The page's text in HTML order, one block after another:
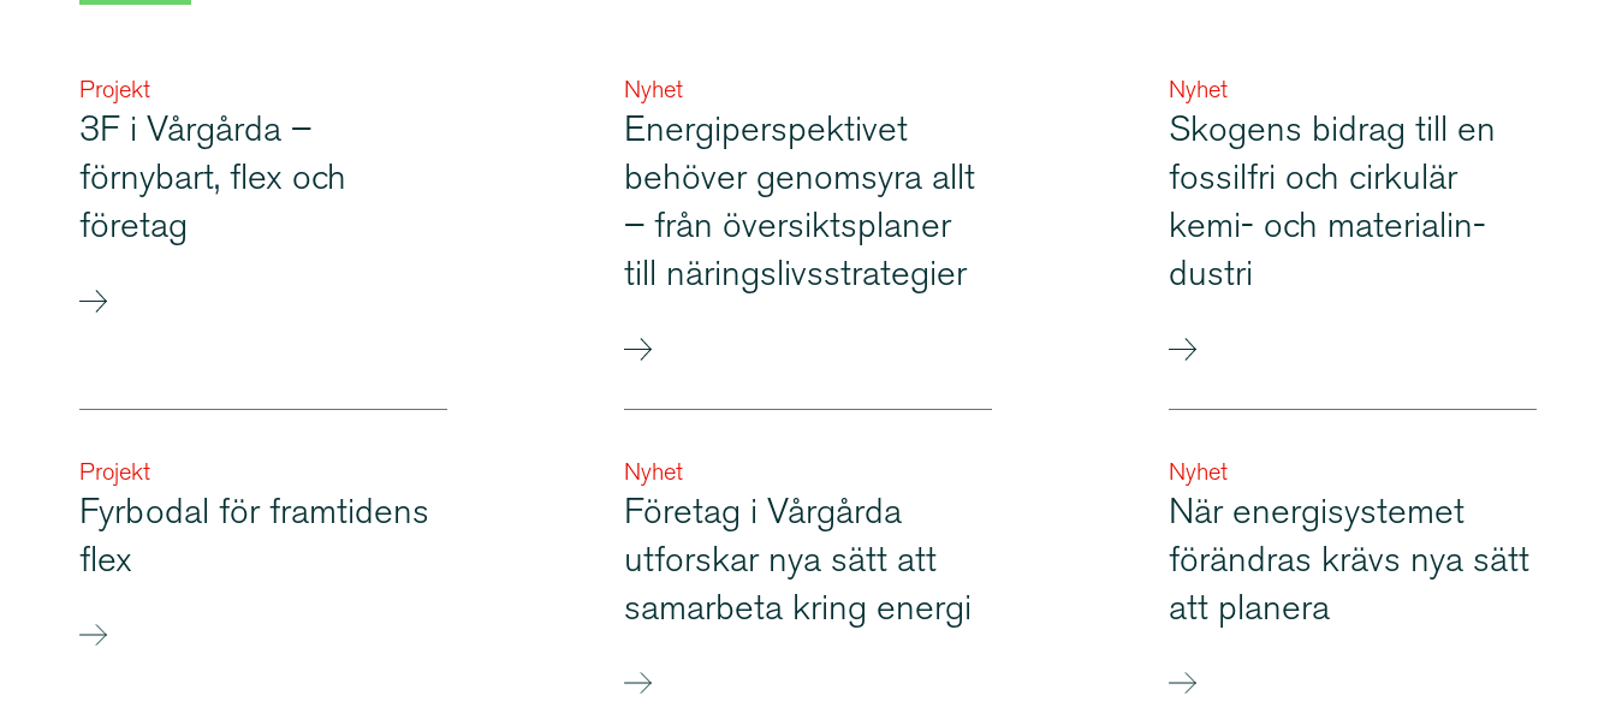
Projekt
3F i Vårgårda –
förnybart, flex och
företag
Nyhet
Energi­per­spek­tivet
behöver genomsyra allt
– från översikts­planer
till närings­livs­stra­tegier
Nyhet
Skogens bidrag till en
fossilfri och cirkulär
kemi- och materi­al­in­
dustri
Projekt
Fyrbodal för framtidens
flex
Nyhet
Företag i Vårgårda
utforskar nya sätt att
samarbeta kring energi
Nyhet
När energi­sy­stemet
förändras krävs nya sätt
att planera